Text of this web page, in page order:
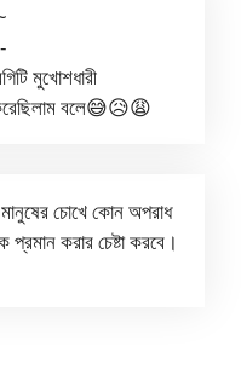
মুখোশধারী
বলে😅😥😩
চোখে কোন অপরাধ
করার চেষ্টা করবে।